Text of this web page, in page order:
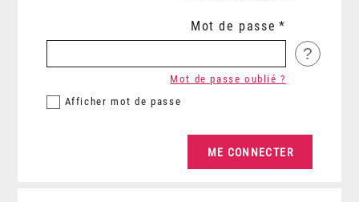
Mot de passe
?
Afficher mot de passe
Mot de passe oublié ?